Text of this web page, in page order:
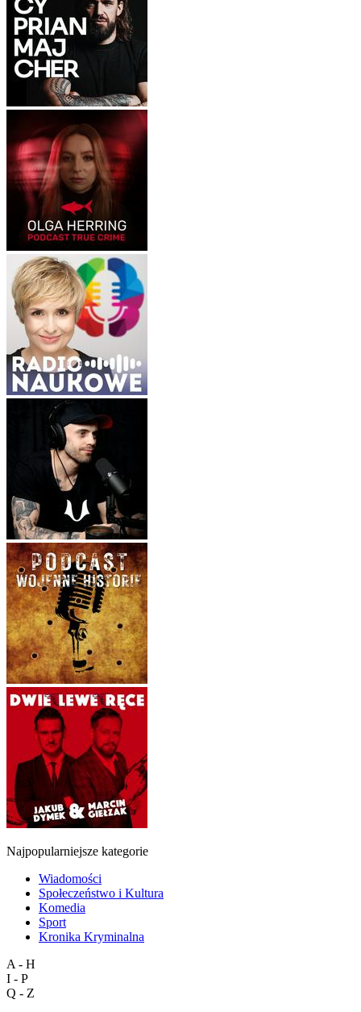
Najpopularniejsze kategorie
Wiadomości
Społeczeństwo i Kultura
Komedia
Sport
Kronika Kryminalna
A - H
I - P
Q - Z